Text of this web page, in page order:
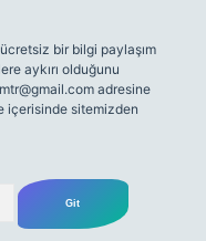
bir bilgi paylaşım
aykırı olduğunu
adresine
içerisinde sitemizden